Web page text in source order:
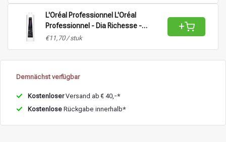
1L
L'Oréal Professionnel L'Oréal
Professionnel - Dia Richesse -
Aktivator Vol 15 (4,5%) |
€11,70 / stuk
+
Demnächst verfügbar
KostenloserVersand ab € 40,-*
Kostenlose Rückgabe innerhalb*